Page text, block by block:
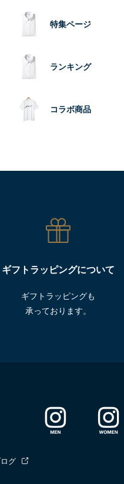
特集ページ
ランキング
コラボ商品
ギフトラッピングについて
ギフトラッピングも
承っております。
グ